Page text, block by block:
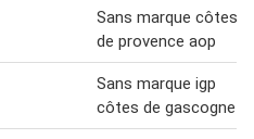
Sans marque côtes
de provence aop
Sans marque igp
côtes de gascogne